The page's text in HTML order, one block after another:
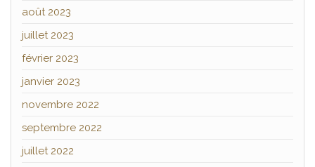
août 2023
juillet 2023
février 2023
janvier 2023
novembre 2022
septembre 2022
juillet 2022